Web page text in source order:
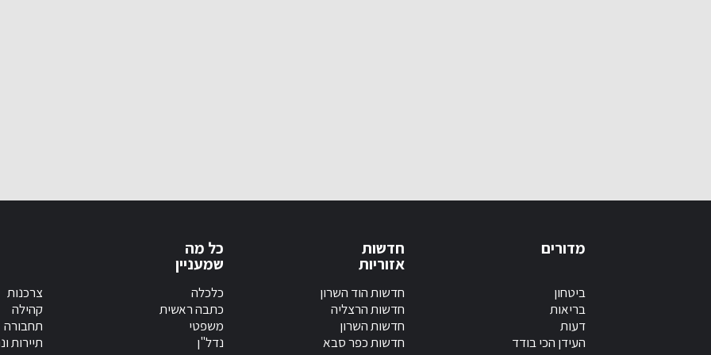
מדורים
ביטחון
בריאות
דעות
העידן הכי בודד
חדשות
אזוריות
חדשות הוד השרון
חדשות הרצליה
חדשות השרון
חדשות כפר סבא
כל מה
שמעניין
כלכלה
כתבה ראשית
משפטי
נדל"ן
צרכנות
קהילה
תחבורה
תיירות